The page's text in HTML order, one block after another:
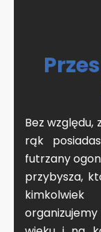
Bez
rąk
futrzany
przybysza,